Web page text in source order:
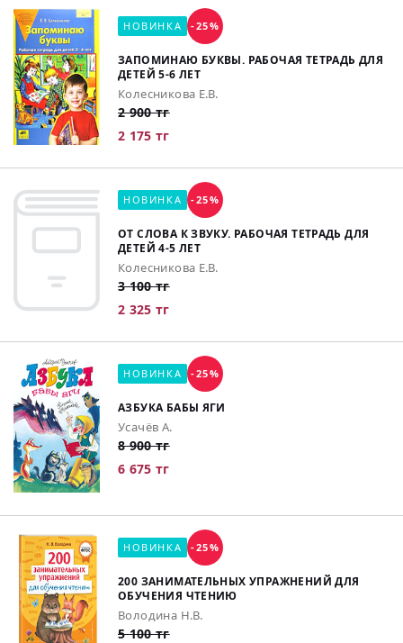
НОВИНКА -25%
ЗАПОМИНАЮ БУКВЫ. РАБОЧАЯ ТЕТРАДЬ ДЛЯ
ДЕТЕЙ 5-6 ЛЕТ
Колесникова Е.В.
2 900 тг
2 175 тг
НОВИНКА -25%
ОТ СЛОВА К ЗВУКУ. РАБОЧАЯ ТЕТРАДЬ ДЛЯ
ДЕТЕЙ 4-5 ЛЕТ
Колесникова Е.В.
3 100 тг
2 325 тг
НОВИНКА -25%
АЗБУКА БАБЫ ЯГИ
Усачёв А.
8 900 тг
6 675 тг
НОВИНКА -25%
200 ЗАНИМАТЕЛЬНЫХ УПРАЖНЕНИЙ ДЛЯ
ОБУЧЕНИЯ ЧТЕНИЮ
Володина Н.В.
5 100 тг